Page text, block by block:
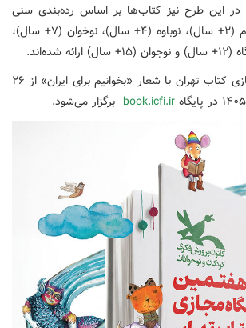
این طرح نیز کتاب‌ها بر اساس رده‌بندی سنی
شامل نوزاد (+۰)، نوگام (۲+ سال)، نوباوه (۴+ سال)، نوخوان (۷+ سال)،
هفتمین نمایشگاه مجازی کتاب تهران با شعار «بخوانیم برای ایران» از ۲۶
book.icfi.ir برگزار می‌شود.